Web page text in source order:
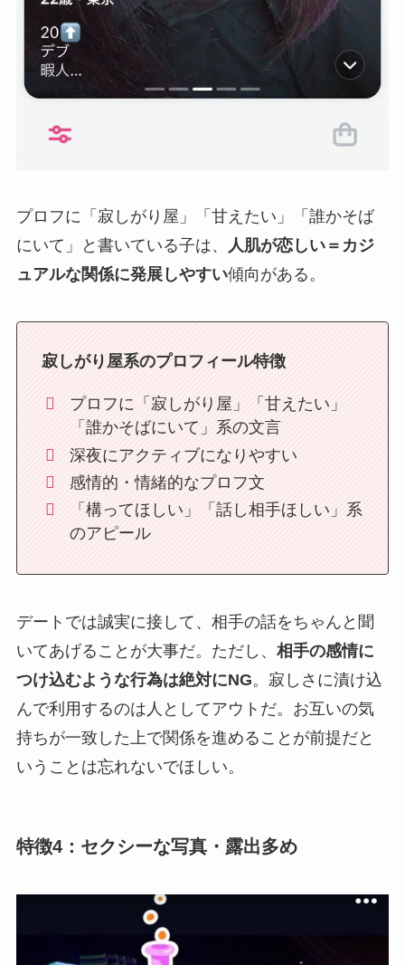
プロフに「寂しがり屋」「甘えたい」「誰かそば
にいて」と書いている子は、
人肌が恋しい＝カジ
ュアルな関係に発展しやすい傾向がある。
寂しがり屋系のプロフィール特徴
プロフに「寂しがり屋」「甘えたい」
「誰かそばにいて」系の文言
深夜にアクティブになりやすい
感情的・情緒的なプロフ文
「構ってほしい」「話し相手ほしい」系
のアピール
デートでは誠実に接して、相手の話をちゃんと聞
いてあげることが大事だ。ただし、 相手の感情に
つけ込むような行為は絶対にNG。寂しさに漬け込
んで利用するのは人としてアウトだ。お互いの気
持ちが一致した上で関係を進めることが前提だと
いうことは忘れないでほしい。
特徴4：セクシーな写真・露出多め